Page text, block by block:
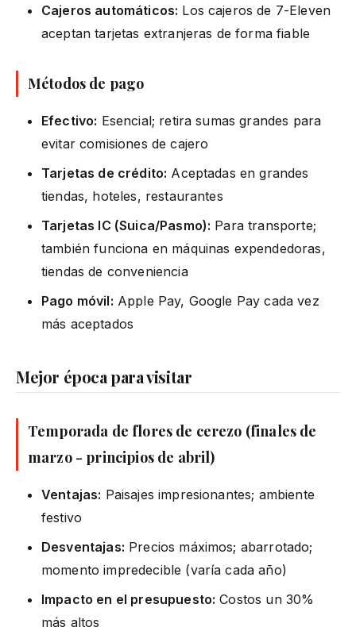
Cajeros automáticos: Los cajeros de 7-Eleven
aceptan tarjetas extranjeras de forma fiable
Métodos de pago
Efectivo: Esencial; retira sumas grandes para
evitar comisiones de cajero
Tarjetas de crédito: Aceptadas en grandes
tiendas, hoteles, restaurantes
Tarjetas IC (Suica/Pasmo): Para transporte;
también funciona en máquinas expendedoras,
tiendas de conveniencia
Pago móvil: Apple Pay, Google Pay cada vez
más aceptados
Mejor época para visitar
Temporada de flores de cerezo (finales de
marzo - principios de abril)
Ventajas: Paisajes impresionantes; ambiente
festivo
Desventajas: Precios máximos; abarrotado;
momento impredecible (varía cada año)
Impacto en el presupuesto: Costos un 30%
más altos